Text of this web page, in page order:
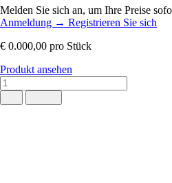
Melden Sie sich an, um Ihre Preise
Anmeldung → Registrieren Sie sich
€ 0.000,00 pro Stück
Produkt ansehen